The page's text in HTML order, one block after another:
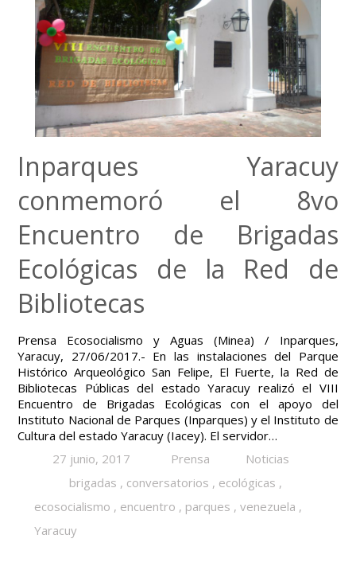
Inparques Yaracuy
conmemoró el 8vo
Encuentro de Brigadas
Ecológicas de la Red de
Bibliotecas
Prensa Ecosocialismo y Aguas (Minea) / Inparques,
Yaracuy, 27/06/2017.- En las instalaciones del Parque
Histórico Arqueológico San Felipe, El Fuerte, la Red de
Bibliotecas Públicas del estado Yaracuy realizó el VIII
Encuentro de Brigadas Ecológicas con el apoyo del
Instituto Nacional de Parques (Inparques) y el Instituto de
Cultura del estado Yaracuy (Iacey). El servidor…
27 junio, 2017
Prensa
Noticias
brigadas , conversatorios , ecológicas ,
ecosocialismo , encuentro , parques , venezuela ,
Yaracuy